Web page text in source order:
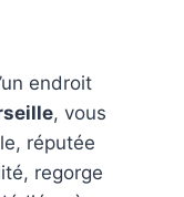
endroit
, vous
réputée
regorge